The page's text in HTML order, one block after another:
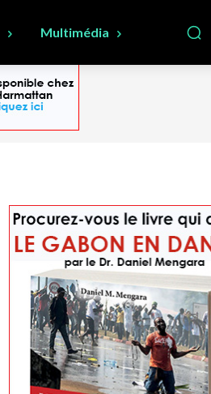
Multimédia